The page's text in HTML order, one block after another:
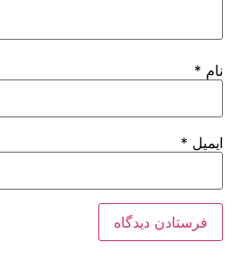
نام *
ایمیل *